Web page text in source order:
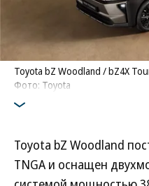
Toyota bZ Woodland / bZ4X
Фото: Toyota
Toyota bZ Woodland
TNGA и оснащен